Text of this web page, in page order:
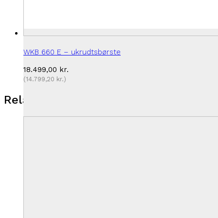
WKB 660 E – ukrudtsbørste
18.499,00 kr.
(14.799,20 kr.)
Relaterede varer